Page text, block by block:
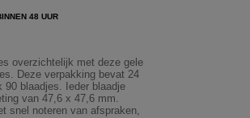
48 UUR
overzichtelijk met deze gele
Deze verpakking bevat 24
90 blaadjes. Ieder blaadje
van 47,6 x 47,6 mm.
snel noteren van afspraken,